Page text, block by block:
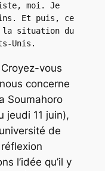
moi. Je
Et puis, ce
la situation du
Unis.
vous
concerne
Soumahoro
jeudi 11 juin),
de
l’idée qu’il y